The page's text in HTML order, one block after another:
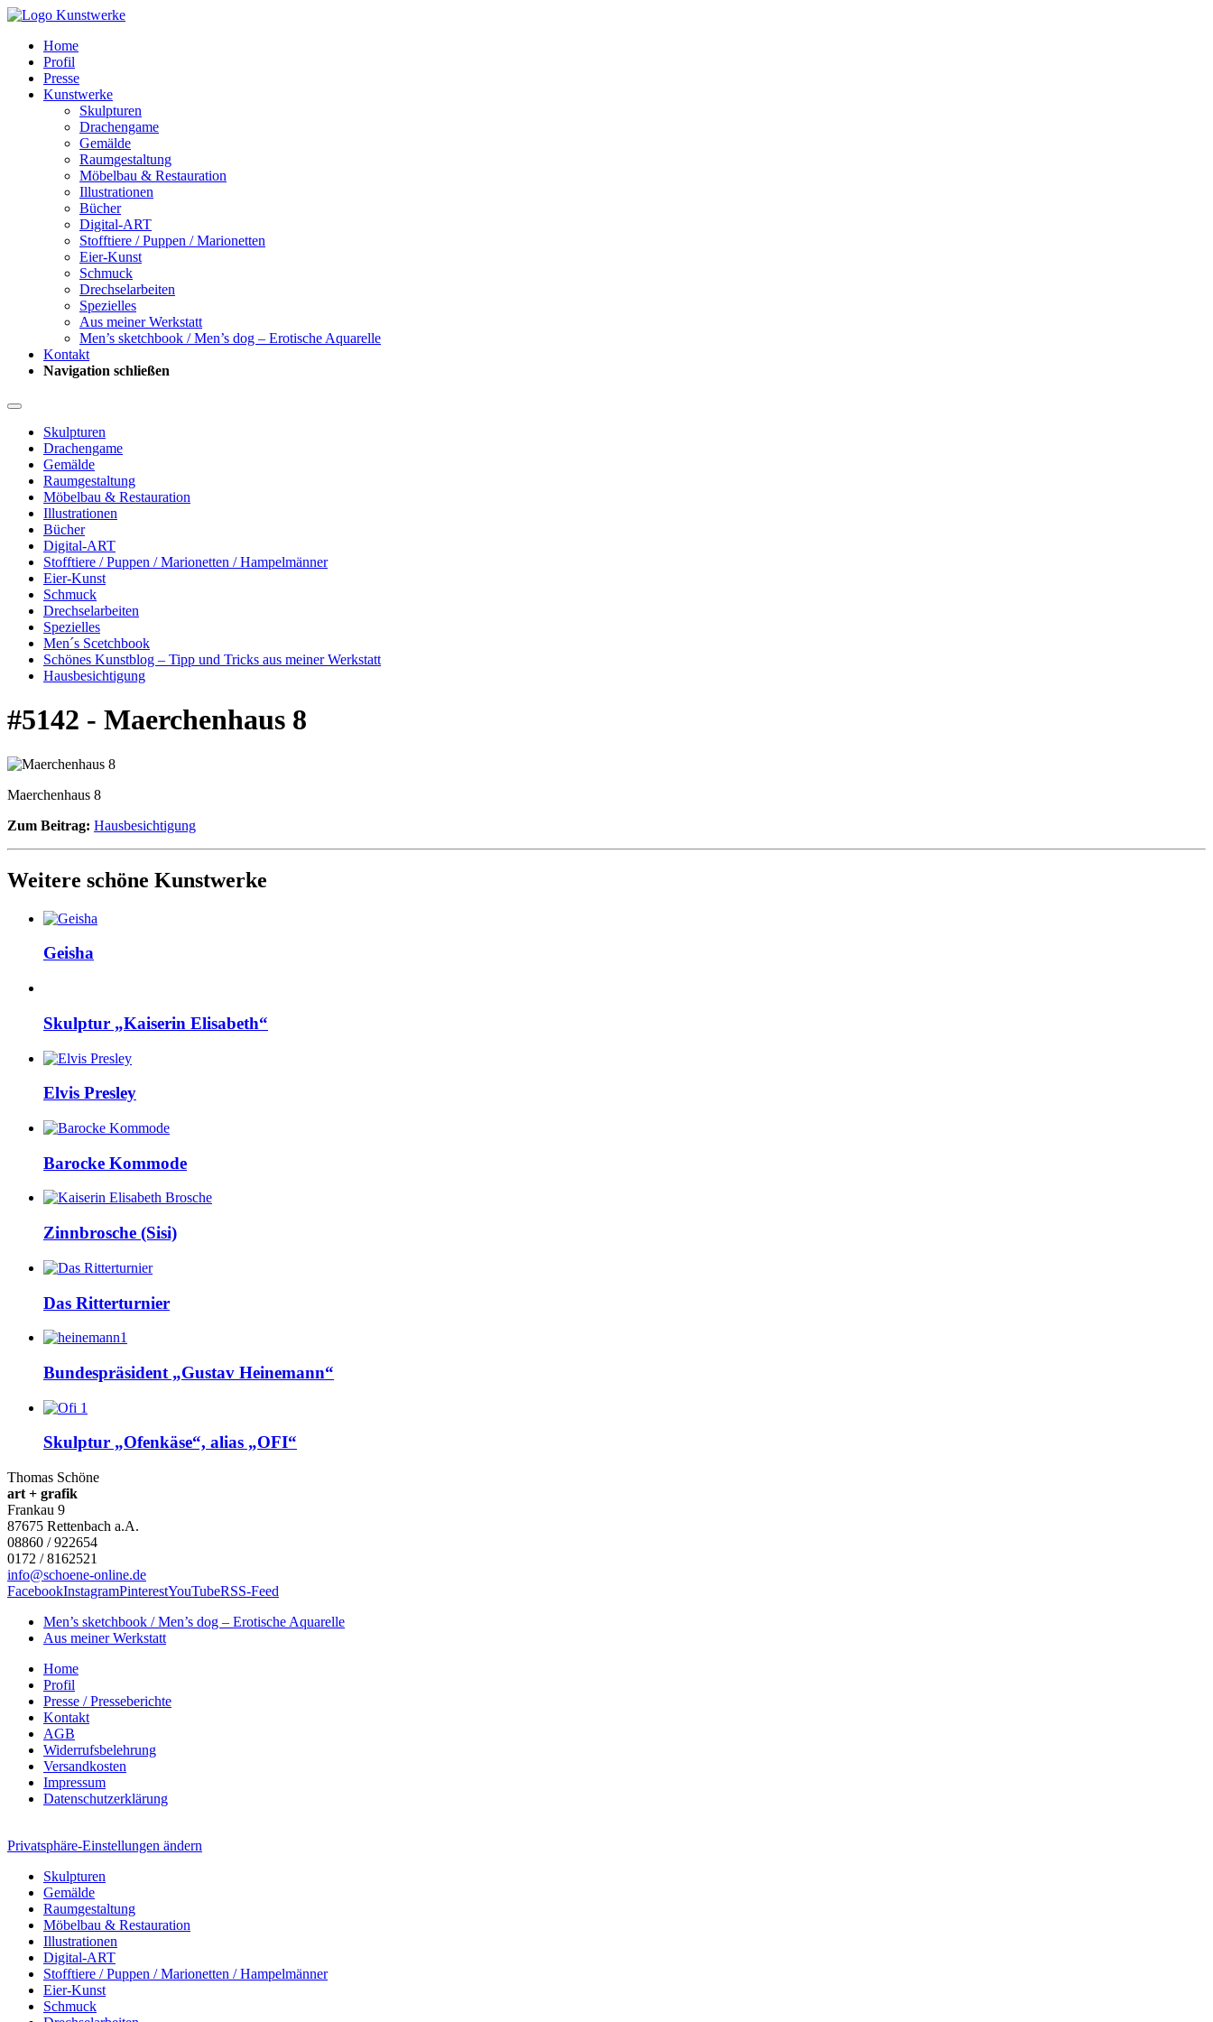
Home
Profil
Presse
Kunstwerke
Skulpturen
Drachengame
Gemälde
Raumgestaltung
Möbelbau & Restauration
Illustrationen
Bücher
Digital-ART
Stofftiere / Puppen / Marionetten
Eier-Kunst
Schmuck
Drechselarbeiten
Spezielles
Aus meiner Werkstatt
Men’s sketchbook / Men’s dog – Erotische Aquarelle
Kontakt
Navigation schließen
Skulpturen
Drachengame
Gemälde
Raumgestaltung
Möbelbau & Restauration
Illustrationen
Bücher
Digital-ART
Stofftiere / Puppen / Marionetten / Hampelmänner
Eier-Kunst
Schmuck
Drechselarbeiten
Spezielles
Men´s Scetchbook
Schönes Kunstblog – Tipp und Tricks aus meiner Werkstatt
Hausbesichtigung
#5142 - Maerchenhaus 8
Maerchenhaus 8
Zum Beitrag: Hausbesichtigung
Weitere schöne Kunstwerke
Geisha
Skulptur „Kaiserin Elisabeth“
Elvis Presley
Barocke Kommode
Zinnbrosche (Sisi)
Das Ritterturnier
Bundespräsident „Gustav Heinemann“
Skulptur „Ofenkäse“, alias „OFI“
Thomas Schöne
art + grafik
Frankau 9
87675 Rettenbach a.A.
08860 / 922654
0172 / 8162521
info@schoene-online.de
FacebookInstagramPinterestYouTubeRSS-Feed
Men’s sketchbook / Men’s dog – Erotische Aquarelle
Aus meiner Werkstatt
Home
Profil
Presse / Presseberichte
Kontakt
AGB
Widerrufsbelehrung
Versandkosten
Impressum
Datenschutzerklärung
Privatsphäre-Einstellungen ändern
Skulpturen
Gemälde
Raumgestaltung
Möbelbau & Restauration
Illustrationen
Digital-ART
Stofftiere / Puppen / Marionetten / Hampelmänner
Eier-Kunst
Schmuck